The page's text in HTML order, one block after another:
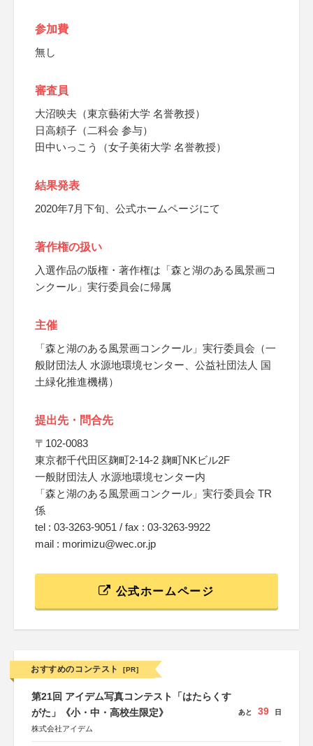
参加費
無し
審査員
大沼映夫（東京藝術大学 名誉教授）
日高頼子（二科会 参与）
田中いっこう（女子美術大学 名誉教授）
結果発表
2020年7月下旬、公式ホームページにて
著作権の扱い
入選作品の版権・著作権は「森と湖のある風景画コ
ンクール」実行委員会に帰属
主催
「森と湖のある風景画コンクール」実行委員会（一
般財団法人 水源地環境センター、公益社団法人 国
土緑化推進機構）
提出先・問合先
〒102-0083
東京都千代田区麹町2-14-2 麹町NKビル2F
一般財団法人 水源地環境センター内
「森と湖のある風景画コンクール」実行委員会 TR
係
tel : 03-3263-9051 / fax : 03-3263-9922
mail : morimizu@wec.or.jp
公式ホームページ
おすすめのコンテスト [PR]
第21回 アイデム写真コンテスト「はたらくす
がた」《小・中・高校生限定》
株式会社アイデム
あと 39 日